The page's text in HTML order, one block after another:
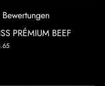
PRÉMIUM BEEF